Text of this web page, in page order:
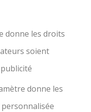
donne les droits
soient
donne les